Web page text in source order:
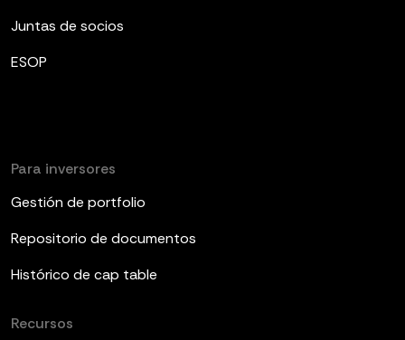
Juntas de socios
ESOP
Para inversores
Gestión de portfolio
Repositorio de documentos
Histórico de cap table
Recursos